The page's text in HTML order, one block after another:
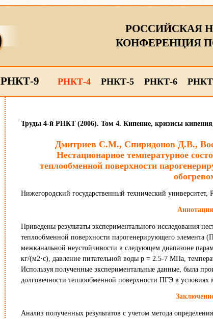
РОССИЙСКАЯ
КОНФЕРЕНЦИЯ
РНКТ-9 РНКТ-4 РНКТ-5 РНКТ-6
Труды 4-й РНКТ (2006). Том 4. Кипение, кризисы
Дмитриев С.М., Спиридонов Д.В.,
Нестационарное температурное
теплообменной поверхности
Нижегородский государственный технический университет,
Аннотация
Приведены результаты экспериментального исследования
теплообменной поверхности парогенерирующего элемента
межканальной неустойчивости в следующем диапазоне
кг/(м2·с), давление питательной воды р = 2.5-7 МПа,
Используя полученные экспериментальные данные, была
долговечности теплообменной поверхности ПГЭ в условиях
Анализ полученных результатов с учетом метода